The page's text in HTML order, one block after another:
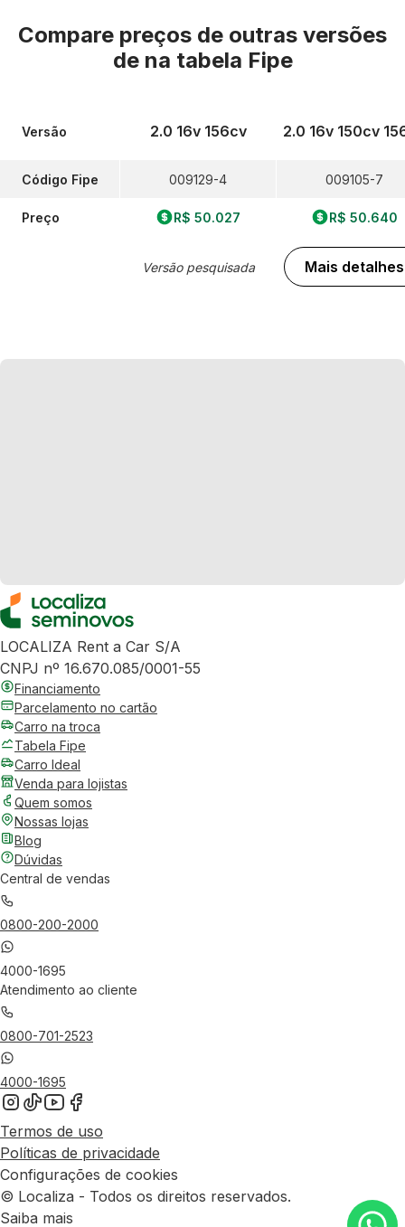
Compare preços de outras versões
de na tabela Fipe
Versão
Código Fipe
Preço
2.0 16v 156cv
009129-4
R$ 50.027
Versão pesquisada
2.0 16v 150cv
009105-7
R$ 50.640
Mais detalhes
LOCALIZA Rent a Car S/A
CNPJ nº 16.670.085/0001-55
Financiamento
Parcelamento no cartão
Carro na troca
Tabela Fipe
Carro Ideal
Venda para lojistas
Quem somos
Nossas lojas
Blog
Dúvidas
Central de vendas
0800-200-2000
4000-1695
Atendimento ao cliente
0800-701-2523
4000-1695
Termos de uso
Políticas de privacidade
Configurações de cookies
© Localiza - Todos os direitos reservados.
Saiba mais